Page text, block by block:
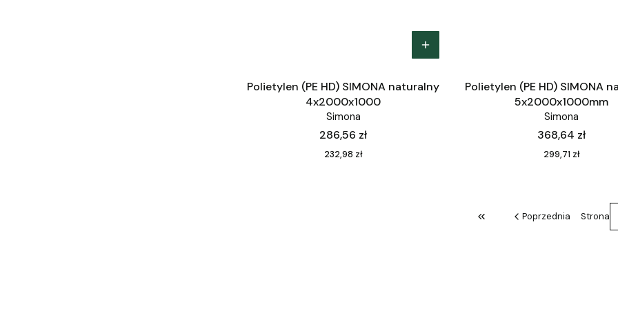
Polietylen (PE HD) SIMONA naturalny
4x2000x1000
Simona
Cena
286,56 zł
Cena
232,98 zł
Polietylen (PE HD) SIMONA
5x2000x1000mm
Simona
Cena
368,64 zł
Cena
299,71 zł
Wróć do pierwszej strony z
Poprzednia Strona